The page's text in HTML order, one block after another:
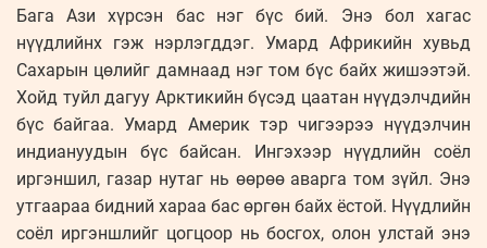
Бага Ази хүрсэн бас нэг бүс бий. Энэ бол хагас
нүүдлийнх гэж нэрлэгддэг. Умард Африкийн хувьд
Сахарын цөлийг дамнаад нэг том бүс байх жишээтэй.
Хойд туйл дагуу Арктикийн бүсэд цаатан нүүдэлчдийн
бүс байгаа. Умард Америк тэр чигээрээ нүүдэлчин
индиануудын бүс байсан. Ингэхээр нүүдлийн соёл
иргэншил, газар нутаг нь өөрөө аварга том зүйл. Энэ
утгаараа бидний хараа бас өргөн байх ёстой. Нүүдлийн
соёл иргэншлийг цогцоор нь босгох, олон улстай энэ